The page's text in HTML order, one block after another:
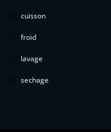
cuisson
froid
lavage
sechage